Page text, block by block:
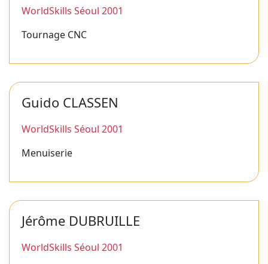
WorldSkills Séoul 2001
Tournage CNC
Guido CLASSEN
WorldSkills Séoul 2001
Menuiserie
Jérôme DUBRUILLE
WorldSkills Séoul 2001